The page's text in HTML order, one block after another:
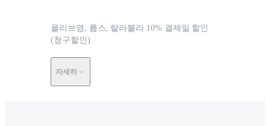
올리브영, 롭스, 랄라블라 10% 결제일 할인
(청구할인)
자세히